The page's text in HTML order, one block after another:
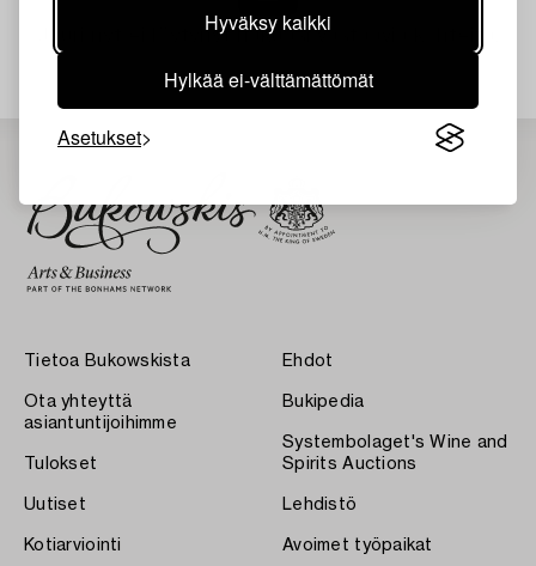
Hyväksy kaikki
Hylkää ei-välttämättömät
Asetukset
Juuri nyt ei löytynyt hakuasi vastaavia kohteita.
Tietoa Bukowskista
Ota yhteyttä
asiantuntijoihimme
Tulokset
Uutiset
Kotiarviointi
Ehdot
Bukipedia
Systembolaget's Wine and
Spirits Auctions
Lehdistö
Avoimet työpaikat